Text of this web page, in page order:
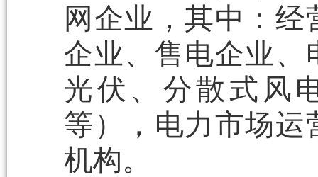
网企业，其中：
企业、售电企业、
光伏、分散式风
等），电力市场运
机构。